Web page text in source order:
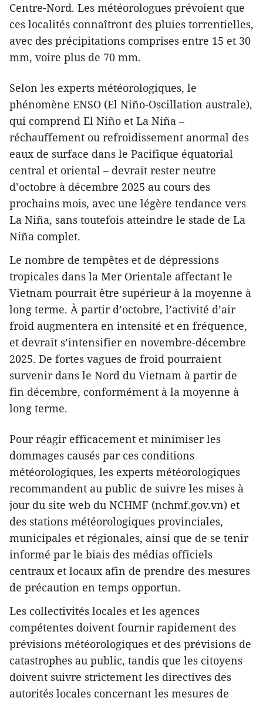
Centre-Nord. Les météorologues prévoient que
ces localités connaîtront des pluies torrentielles,
avec des précipitations comprises entre 15 et 30
mm, voire plus de 70 mm.
Selon les experts météorologiques, le
phénomène ENSO (El Niño-Oscillation australe),
qui comprend El Niño et La Niña –
réchauffement ou refroidissement anormal des
eaux de surface dans le Pacifique équatorial
central et oriental – devrait rester neutre
d’octobre à décembre 2025 au cours des
prochains mois, avec une légère tendance vers
La Niña, sans toutefois atteindre le stade de La
Niña complet.
Le nombre de tempêtes et de dépressions
tropicales dans la Mer Orientale affectant le
Vietnam pourrait être supérieur à la moyenne à
long terme. À partir d’octobre, l’activité d’air
froid augmentera en intensité et en fréquence,
et devrait s’intensifier en novembre-décembre
2025. De fortes vagues de froid pourraient
survenir dans le Nord du Vietnam à partir de
fin décembre, conformément à la moyenne à
long terme.
Pour réagir efficacement et minimiser les
dommages causés par ces conditions
météorologiques, les experts météorologiques
recommandent au public de suivre les mises à
jour du site web du NCHMF (nchmf.gov.vn) et
des stations météorologiques provinciales,
municipales et régionales, ainsi que de se tenir
informé par le biais des médias officiels
centraux et locaux afin de prendre des mesures
de précaution en temps opportun.
Les collectivités locales et les agences
compétentes doivent fournir rapidement des
prévisions météorologiques et des prévisions de
catastrophes au public, tandis que les citoyens
doivent suivre strictement les directives des
autorités locales concernant les mesures de